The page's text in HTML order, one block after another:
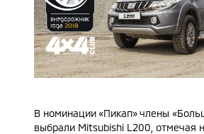
В номинации «Пикап»члены
выбрали Mitsubishi L200 , отмечая